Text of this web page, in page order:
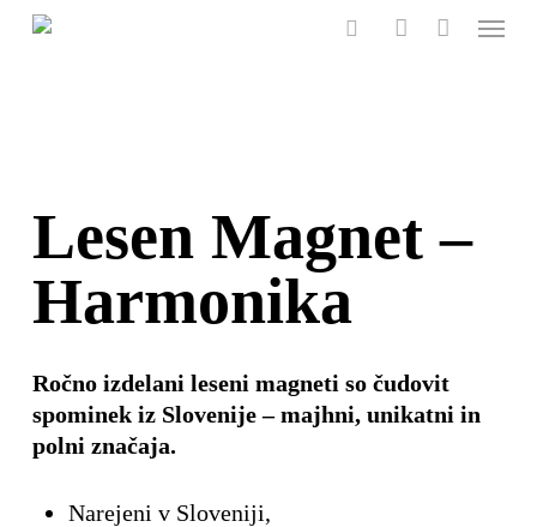
Menu
Lesen Magnet –
Harmonika
Ročno izdelani leseni magneti so čudovit
spominek iz Slovenije – majhni, unikatni in
polni značaja.
Narejeni v Sloveniji,